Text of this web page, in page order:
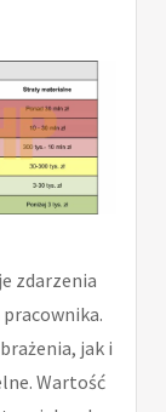
zdarzenia
jak i
Wartość